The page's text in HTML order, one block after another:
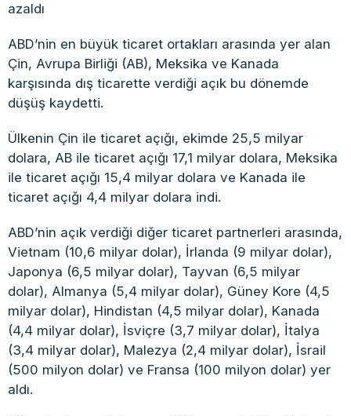
azaldı
ABD’nin en büyük ticaret ortakları arasında yer alan
Çin, Avrupa Birliği (AB), Meksika ve Kanada
karşısında dış ticarette verdiği açık bu dönemde
düşüş kaydetti.
Ülkenin Çin ile ticaret açığı, ekimde 25,5 milyar
dolara, AB ile ticaret açığı 17,1 milyar dolara, Meksika
ile ticaret açığı 15,4 milyar dolara ve Kanada ile
ticaret açığı 4,4 milyar dolara indi.
ABD’nin açık verdiği diğer ticaret partnerleri arasında,
Vietnam (10,6 milyar dolar), İrlanda (9 milyar dolar),
Japonya (6,5 milyar dolar), Tayvan (6,5 milyar
dolar), Almanya (5,4 milyar dolar), Güney Kore (4,5
milyar dolar), Hindistan (4,5 milyar dolar), Kanada
(4,4 milyar dolar), İsviçre (3,7 milyar dolar), İtalya
(3,4 milyar dolar), Malezya (2,4 milyar dolar), İsrail
(500 milyon dolar) ve Fransa (100 milyon dolar) yer
aldı.